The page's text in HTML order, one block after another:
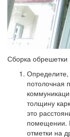
Сборка обрешетки
Определите,
потолочная
толщину
это
помещении.
отметки на